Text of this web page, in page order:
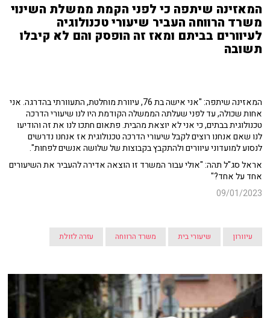
המאזינה שיתפה כי לפני הקמת ממשלת השינוי
משרד הרווחה העביר שיעורי טכנולוגיה
לעיוורים בביתם ומאז זה הופסק והם לא קיבלו
תשובה
המאזינה שיתפה: "אני אישה בת 76, עיוורת מוחלטת, התעוורתי בהדרגה. אני
אחות שכולה, עד לפני שעלתה הממשלה הקודמת היו לנו שיעורי הדרכה
טכנולוגית בבתים, כי אני לא יוצאת מהבית. פתאום חתכו לנו את זה והודיעו
לנו שאם אנחנו רוצים לקבל שיעורי הדרכה טכנולוגית אז אנחנו נדרשים
לנסוע למועדוני עיוורים ולהתקבץ בקבוצות של שלושה אנשים לפחות".
אראל סג"ל תהה: "אולי עבור המשרד זו הוצאה אדירה להעביר את השיעורים
אחד על אחד?"
09/01/2023
עיוורון שיעורי בית משרד הרווחה עזרה לזולת